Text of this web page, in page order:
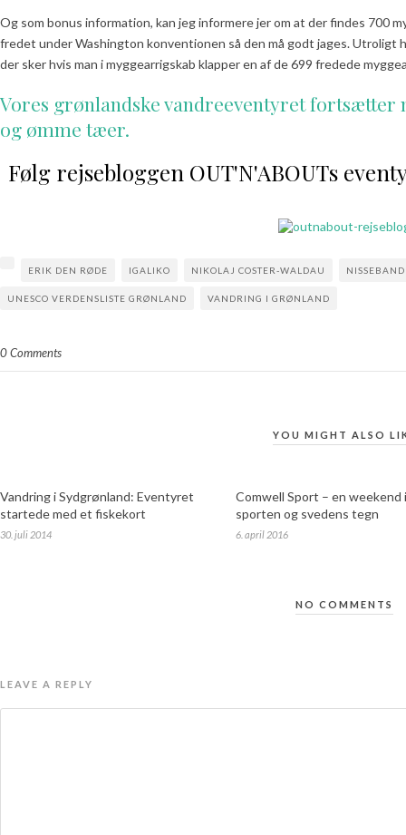
Og som bonus information, kan jeg informere jer om at der findes 700
fredet under Washington konventionen så den må godt jages. Utroligt
der sker hvis man i myggearrigskab klapper en af de 699 fredede
Vores grønlandske vandreeventyret fortsætter
og ømme tæer.
Følg rejsebloggen OUT'N'ABOUTs
ERIK DEN RØDE IGALIKO NIKOLAJ COSTER-WALDAU
UNESCO VERDENSLISTE GRØNLAND VANDRING I GRØNLAND
0 Comments
YOU MIGHT ALSO
Vandring i Sydgrønland: Eventyret
startede med et fiskekort
30. juli 2014
Comwell Sport – en weekend i
sporten og svedens tegn
6. april 2016
NO COMMENTS
LEAVE A REPLY